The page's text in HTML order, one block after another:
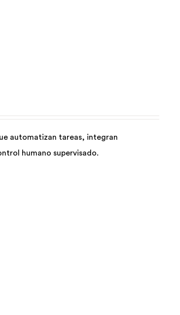
automatizan tareas, integran
humano supervisado.